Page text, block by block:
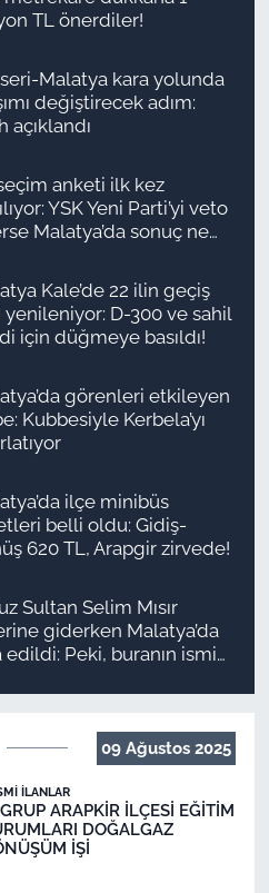
TL önerdiler!
Malatya kara yolunda
değiştirecek adım:
açıklandı
anketi ilk kez
YSK Yeni Parti’yi veto
Malatya’da sonuç ne
Kale’de 22 ilin geçiş
yenileniyor: D-300 ve sahil
için düğmeye basıldı!
görenleri etkileyen
Kubbesiyle Kerbela’yı
ilçe minibüs
belli oldu: Gidiş-
620 TL, Arapgir zirvede!
Sultan Selim Mısır
giderken Malatya’da
edildi: Peki, buranın ismi
09 Ağustos 2025
İLANLAR
ARAPKİR İLÇESİ EĞİTİM
DOĞALGAZ
İŞİ